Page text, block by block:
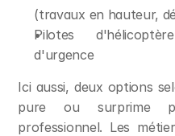
(travaux en hauteur,
Pilotes
d'urgence
Ici aussi, deux options
pure ou surprime
professionnel. Les